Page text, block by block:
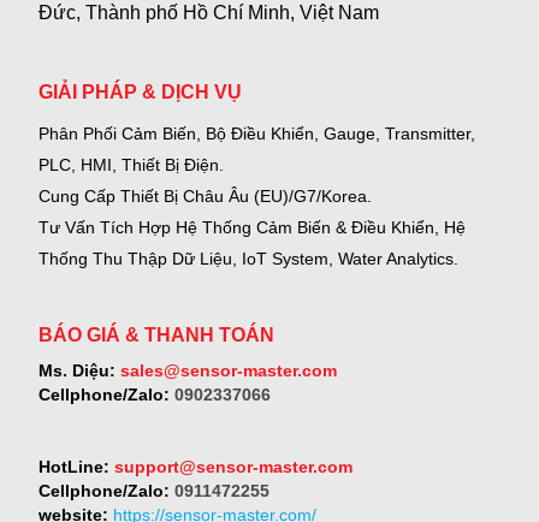
Đức, Thành phố Hồ Chí Minh, Việt Nam
GIẢI PHÁP & DỊCH VỤ
Phân Phối Cảm Biến, Bộ Điều Khiển, Gauge, Transmitter,
PLC, HMI, Thiết Bị Điện.
Cung Cấp Thiết Bị Châu Âu (EU)/G7/Korea.
Tư Vấn Tích Hợp Hệ Thống Cảm Biến & Điều Khiển, Hệ
Thống Thu Thập Dữ Liệu, IoT System, Water Analytics.
BÁO GIÁ & THANH TOÁN
Ms. Diệu: sales@sensor-master.com
Cellphone/Zalo: 0902337066
HotLine: support@sensor-master.com
Cellphone/Zalo: 0911472255
website: https://sensor-master.com/